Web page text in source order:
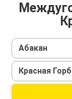
Абакан
Красная